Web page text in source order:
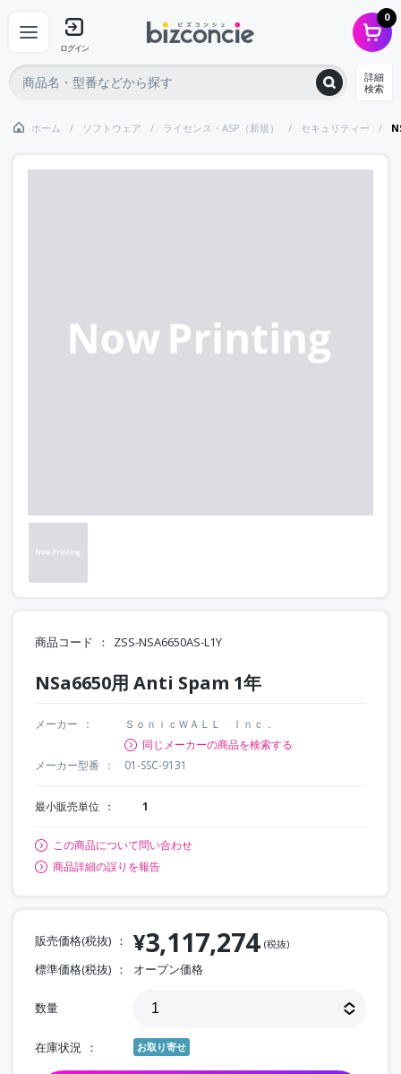
ログイン
0
詳細
検索
ホーム ソフトウェア ライセンス・ASP（新規） セキュリティー
商品コード ZSS-NSA6650AS-L1Y
NSa6650用 Anti Spam 1年
メーカー
ＳｏｎｉｃＷＡＬＬ Ｉｎｃ．
同じメーカーの商品を検索する
メーカー型番
01-SSC-9131
最小販売単位 1
この商品について問い合わせ
商品詳細の誤りを報告
販売価格(税抜) ¥3,117,274 (税抜)
標準価格(税抜) オープン価格
数量
在庫状況 お取り寄せ